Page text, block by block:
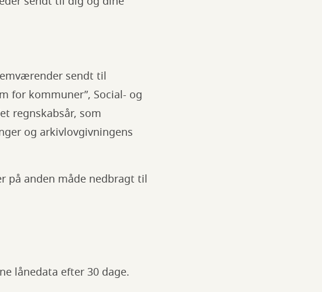
sendt til
for kommuner”, Social- og
regnskabsår, som
og arkivlovgivningens
på anden måde nedbragt til
lånedata efter 30 dage.